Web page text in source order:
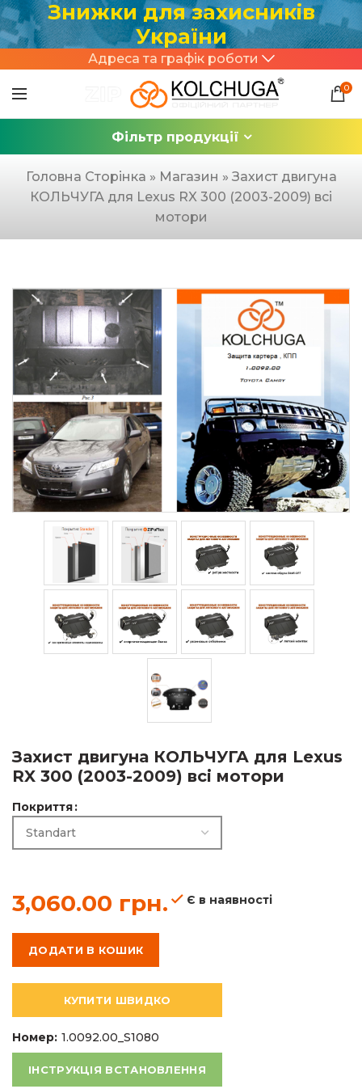
Знижки для захисників
України
Адреса та графік роботи
0
Фільтр продукції
Головна Сторінка » Магазин » Захист двигуна
КОЛЬЧУГА для Lexus RX 300 (2003-2009) всі
мотори
Захист двигуна КОЛЬЧУГА для Lexus
RX 300 (2003-2009) всі мотори
Покриття
3,060.00 грн. Є в наявності
ДОДАТИ В КОШИК
КУПИТИ ШВИДКО
Номер: 1.0092.00_S1080
ІНСТРУКЦІЯ ВСТАНОВЛЕННЯ